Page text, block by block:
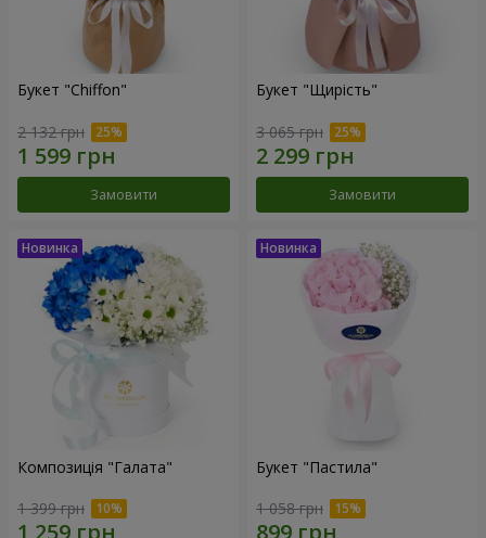
Букет "Chiffon"
2 132 грн
Замовити
Букет "Щирість"
3 065 грн
Замовити
Композиція "Галата"
1 399 грн
Букет "Пастила"
1 058 грн